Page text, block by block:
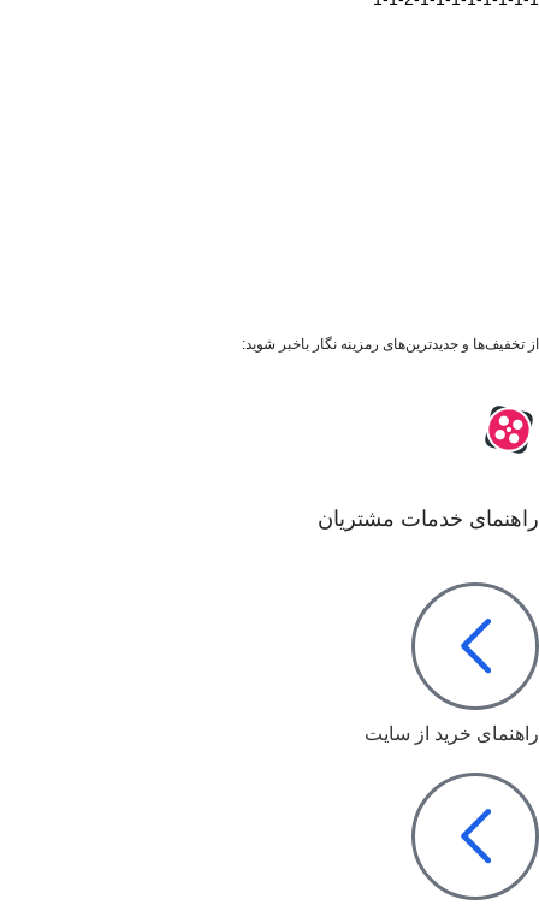
از تخفیف‌ها و جدیدترین‌های رمزینه نگار باخبر شوید:
راهنمای خدمات مشتریان
راهنمای خرید از سایت